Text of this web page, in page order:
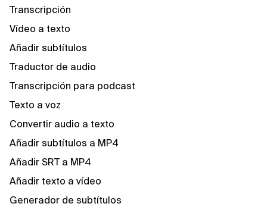
Transcripción
Vídeo a texto
Añadir subtítulos
Traductor de audio
Transcripción para podcast
Texto a voz
Convertir audio a texto
Añadir subtítulos a MP4
Añadir SRT a MP4
Añadir texto a vídeo
Generador de subtítulos